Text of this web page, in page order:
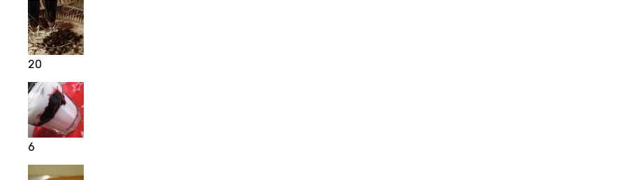
20
6